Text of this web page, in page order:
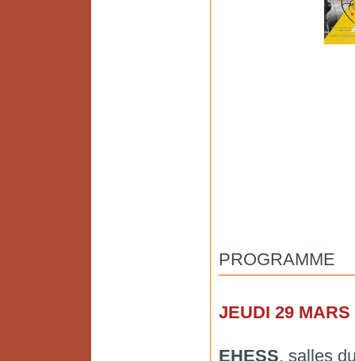
PROGRAMME
JEUDI 29 MARS
EHESS, salles